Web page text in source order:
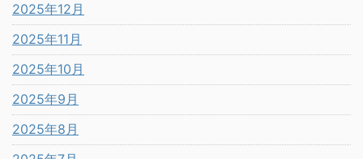
2025年12月
2025年11月
2025年10月
2025年9月
2025年8月